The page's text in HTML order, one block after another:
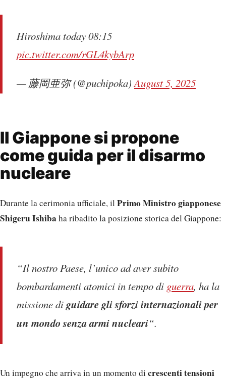
Hiroshima today 08:15
pic.twitter.com/rGL4kybArp
— 藤岡亜弥 (@puchipoka)August 5, 2025
Il Giappone si propone
come guida per il disarmo
nucleare
Durante la cerimonia ufficiale, il Primo Ministro giapponese
Shigeru Ishiba ha ribadito la posizione storica del Giappone:
“Il nostro Paese, l’unico ad aver subito
bombardamenti atomici in tempo di guerra, ha la
missione diguidare gli sforzi internazionali per
un mondo senza armi nucleari“.
Un impegno che arriva in un momento di crescenti tensioni